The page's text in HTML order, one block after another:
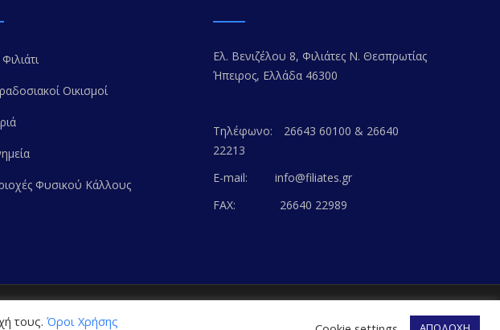
Οικισμοί
Φυσικού Κάλλους
Ελ. Βενιζέλου 8, Φιλιάτες Ν. Θεσπρωτίας
Ήπειρος, Ελλάδα 46300
Τηλέφωνο:
26643 60100 & 26640
22213
E-mail:
info@filiates.gr
FAX:
26640 22989
Powered by
τους. Όροι Χρήσης